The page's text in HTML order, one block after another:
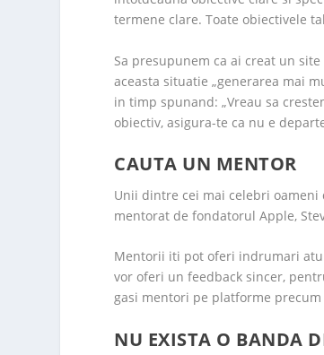
termene clare. Toate obiectivele
Sa presupunem ca ai creat un
aceasta situatie „generarea mai
in timp spunand: „Vreau sa
obiectiv, asigura-te ca nu e
CAUTA UN MENTOR
Unii dintre cei mai celebri oameni
mentorat de fondatorul Apple,
Mentorii iti pot oferi indrumari
vor oferi un feedback sincer,
gasi mentori pe platforme precum
NU EXISTA O BANDA